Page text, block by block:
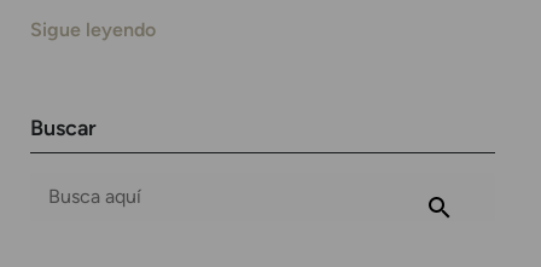
Sigue leyendo
Buscar